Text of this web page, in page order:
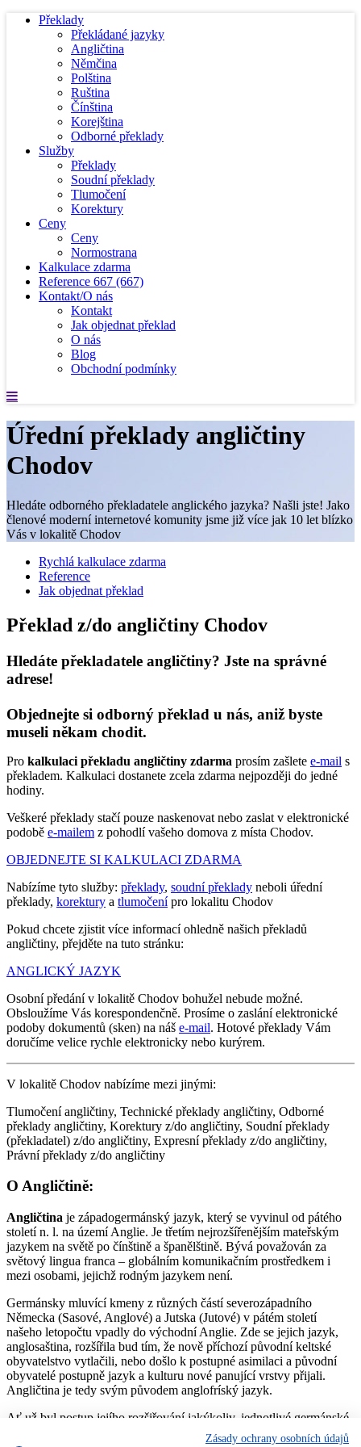
Překlady
Překládané jazyky
Angličtina
Němčina
Polština
Ruština
Čínština
Korejština
Odborné překlady
Služby
Překlady
Soudní překlady
Tlumočení
Korektury
Ceny
Ceny
Normostrana
Kalkulace zdarma
Reference 667 (667)
Kontakt/O nás
Kontakt
Jak objednat překlad
O nás
Blog
Obchodní podmínky
Úřední překlady angličtiny
Chodov
Hledáte odborného překladatele anglického jazyka? Našli jste! Jako
členové moderní internetové komunity jsme již více jak 10 let blízko
Vás v lokalitě Chodov
Rychlá kalkulace zdarma
Reference
Jak objednat překlad
Překlad z/do angličtiny Chodov
Hledáte překladatele angličtiny? Jste na správné
adrese!
Objednejte si odborný překlad u nás, aniž byste
museli někam chodit.
Pro kalkulaci překladu angličtiny zdarma prosím zašlete e-mail s
překladem. Kalkulaci dostanete zcela zdarma nejpozději do jedné
hodiny.
Veškeré překlady stačí pouze naskenovat nebo zaslat v elektronické
podobě e-mailem z pohodlí vašeho domova z místa Chodov.
OBJEDNEJTE SI KALKULACI ZDARMA
Nabízíme tyto služby: překlady, soudní překlady neboli úřední
překlady, korektury a tlumočenípro lokalitu Chodov
Pokud chcete zjistit více informací ohledně našich překladů
angličtiny, přejděte na tuto stránku:
ANGLICKÝ JAZYK
Osobní předání v lokalitě Chodov bohužel nebude možné.
Obsloužíme Vás korespondenčně. Prosíme o zaslání elektronické
podoby dokumentů (sken) na náš e-mail. Hotové překlady Vám
doručíme velice rychle elektronicky nebo kurýrem.
V lokalitě Chodov nabízíme mezi jinými:
Tlumočení angličtiny, Technické překlady angličtiny, Odborné
překlady angličtiny, Korektury z/do angličtiny, Soudní překlady
(překladatel) z/do angličtiny, Expresní překlady z/do angličtiny,
Právní překlady z/do angličtiny
O Angličtině:
Angličtina je západogermánský jazyk, který se vyvinul od pátého
století n. l. na území Anglie. Je třetím nejrozšířenějším mateřským
jazykem na světě po čínštině a španělštině. Bývá považován za
světový lingua franca – globálním komunikačním prostředkem i
mezi osobami, jejichž rodným jazykem není.
Germánsky mluvící kmeny z různých částí severozápadního
Německa (Sasové, Anglové) a Jutska (Jutové) v pátém století
našeho letopočtu vpadly do východní Anglie. Zde se jejich jazyk,
anglosaština, rozšířila bud tím, že nově příchozí původní keltské
obyvatelstvo vytlačili, nebo došlo k postupné asimilaci a původní
obyvatelé postupně jazyk a kulturu nové panující vrstvy přijali.
Angličtina je tedy svým původem anglofríský jazyk.
Ať už byl postup jejího rozšiřování jakýkoliv, jednotlivé germánské
dialekty se časem sloučily do jazyka dnes nazývanéhoZásady ochrany osobních údajů